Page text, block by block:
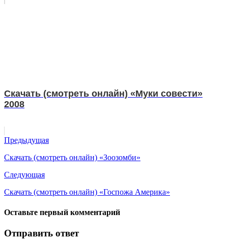
Скачать (смотреть онлайн) «Муки совести»
2008
Предыдущая
Скачать (смотреть онлайн) «Зоозомби»
Следующая
Скачать (смотреть онлайн) «Госпожа Америка»
Оставьте первый комментарий
Отправить ответ